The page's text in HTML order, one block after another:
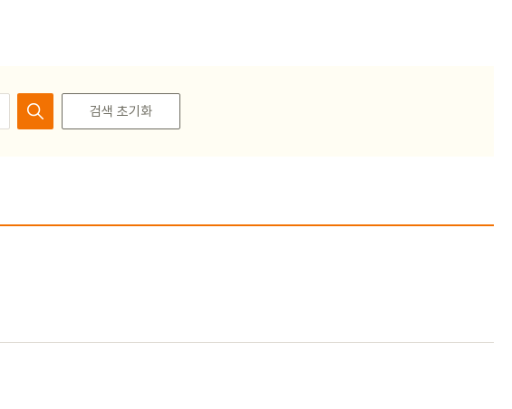
검색 검색 초기화